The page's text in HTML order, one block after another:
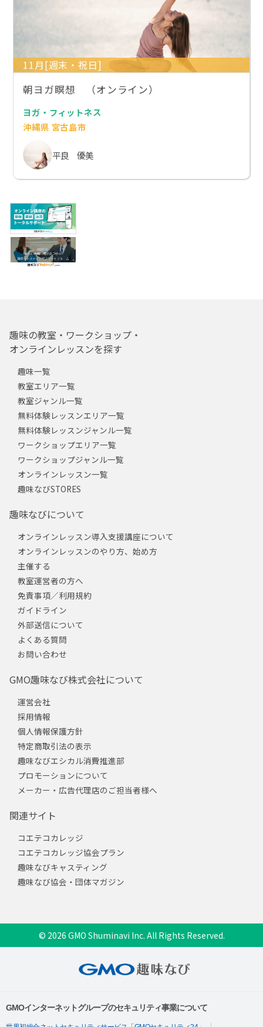
11月[週末・祝日]
朝ヨガ瞑想 （オンライン）
ヨガ・フィットネス
沖縄県 宮古島市
平良 優美
趣味の教室・ワークショップ・
オンラインレッスンを探す
趣味一覧
教室エリア一覧
教室ジャンル一覧
無料体験レッスンエリア一覧
無料体験レッスンジャンル一覧
ワークショップエリア一覧
ワークショップジャンル一覧
オンラインレッスン一覧
趣味なびSTORES
趣味なびについて
オンラインレッスン導入支援講座について
オンラインレッスンのやり方、始め方
主催する
教室運営者の方へ
免責事項／利用規約
ガイドライン
外部送信について
よくある質問
お問い合わせ
GMO趣味なび株式会社について
運営会社
採用情報
個人情報保護方針
特定商取引法の表示
趣味なびエシカル消費推進部
プロモーションについて
メーカー・広告代理店のご担当者様へ
関連サイト
コエテコカレッジ
コエテコカレッジ協会プラン
趣味なびキャスティング
趣味なび協会・団体マガジン
© 2026 GMO Shuminavi Inc. All Rights Reserved.